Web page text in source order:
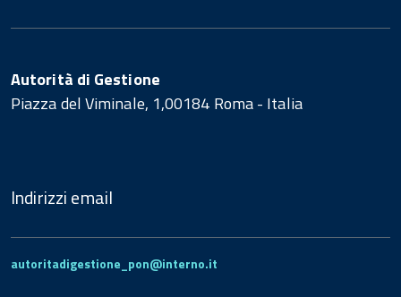
Autorità di Gestione
Piazza del Viminale, 1,00184 Roma - Italia
Indirizzi email
autoritadigestione_pon@interno.it